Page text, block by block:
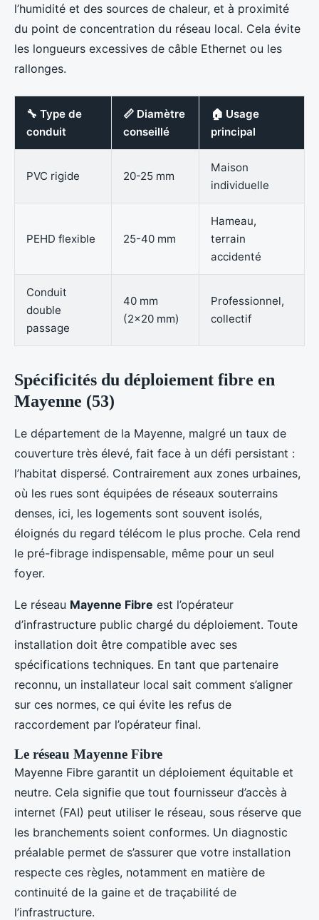
l’humidité et des sources de chaleur, et à proximité
du point de concentration du réseau local. Cela évite
les longueurs excessives de câble Ethernet ou les
rallonges.
🔧 Type de
conduit
📏 Diamètre
conseillé
🏠 Usage
principal
PVC rigide 20-25 mm
Maison
individuelle
PEHD flexible 25-40 mm
Hameau,
terrain
accidenté
Conduit
double
passage
40 mm
(2x20 mm)
Professionnel,
collectif
Spécificités du déploiement fibre en
Mayenne (53)
Le département de la Mayenne, malgré un taux de
couverture très élevé, fait face à un défi persistant :
l’habitat dispersé. Contrairement aux zones urbaines,
où les rues sont équipées de réseaux souterrains
denses, ici, les logements sont souvent isolés,
éloignés du regard télécom le plus proche. Cela rend
le pré-fibrage indispensable, même pour un seul
foyer.
Le réseau Mayenne Fibre est l’opérateur
d’infrastructure public chargé du déploiement. Toute
installation doit être compatible avec ses
spécifications techniques. En tant que partenaire
reconnu, un installateur local sait comment s’aligner
sur ces normes, ce qui évite les refus de
raccordement par l’opérateur final.
Le réseau Mayenne Fibre
Mayenne Fibre garantit un déploiement équitable et
neutre. Cela signifie que tout fournisseur d’accès à
internet (FAI) peut utiliser le réseau, sous réserve que
les branchements soient conformes. Un diagnostic
préalable permet de s’assurer que votre installation
respecte ces règles, notamment en matière de
continuité de la gaine et de traçabilité de
l’infrastructure.